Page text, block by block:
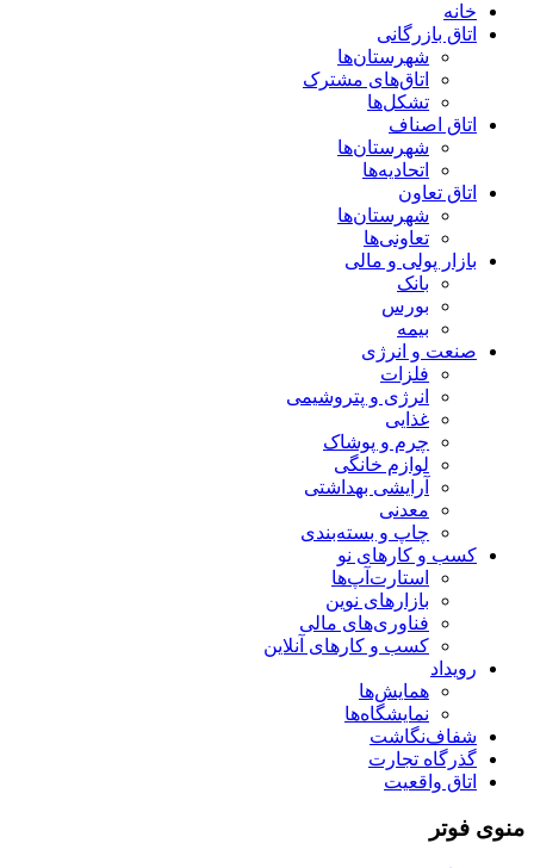
خانه
اتاق بازرگانی
شهرستان‌ها
اتاق‌های مشترک
تشکل‌ها
اتاق اصناف
شهرستان‌ها
اتحادیه‌ها
اتاق تعاون
شهرستان‌ها
تعاونی‌ها
بازار پولی و مالی
بانک
بورس
بیمه
صنعت و انرژی
فلزات
انرژی و پتروشیمی
غذایی
چرم و پوشاک
لوازم خانگی
آرایشی بهداشتی
معدنی
چاپ و بسته‌بندی
کسب و کارهای نو
استارت‌آپ‌ها
بازارهای نوین
فناوری‌های مالی
کسب و کارهای آنلاین
رویداد
همایش‌ها
نمایشگاه‌ها
شفاف‌نگاشت
گذرگاه تجارت
اتاق واقعیت
منوی فوتر